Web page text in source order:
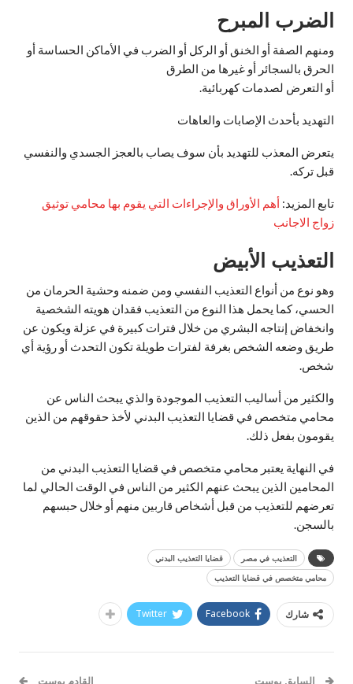
الضرب المبرح
ومنهم الصفة أو الخنق أو الركل أو الضرب في الأماكن الحساسة أو
الحرق بالسجائر أو غيرها من الطرق
أو التعرض لصدمات كهربائية.
التهديد بأحدث الإصابات والعاهات
يتعرض المعذب للتهديد بأن سوف يصاب بالعجز الجسدي والنفسي
قبل تركه.
تابع المزيد: أهم الأوراق والإجراءات التي يقوم بها محامي توثيق
زواج الاجانب
التعذيب الأبيض
وهو نوع من أنواع التعذيب النفسي ومن ضمنه وحشية الحرمان من
الحسي، كما يحمل هذا النوع من التعذيب فقدان هويته الشخصية
وانخفاض إنتاجه البشري من خلال فترات كبيرة في عزلة ويكون عن
طريق وضعه الشخص بغرفة لفترات طويلة تكون التحدث أو رؤية أي
شخص.
والكثير من أساليب التعذيب الموجودة والذي يبحث الناس عن
محامي متخصص في قضايا التعذيب البدني لأخذ حقوقهم من الذين
يقومون بفعل ذلك.
في النهاية يعتبر محامي متخصص في قضايا التعذيب البدني من
المحامين الذين يبحث عنهم الكثير من الناس في الوقت الحالي لما
تعرضهم للتعذيب من قبل أشخاص قاربين منهم أو خلال حبسهم
بالسجن.
التعذيب في مصر
قضايا التعذيب البدني
محامي متخصص في قضايا التعذيب
شارك Facebook
Twitter
السابق بوست القادم بوست